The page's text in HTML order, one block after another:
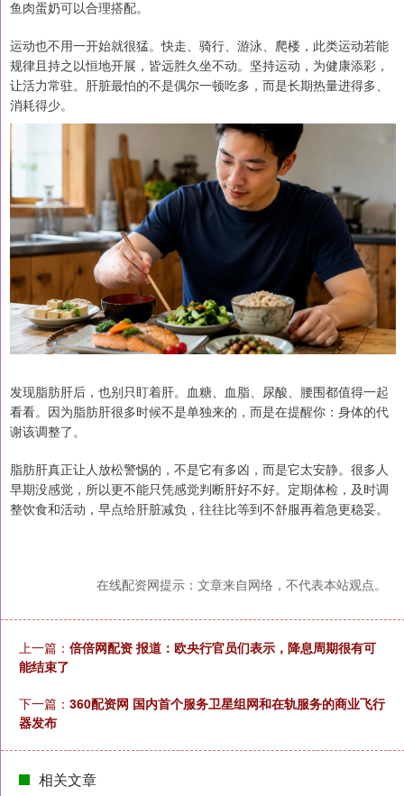
鱼肉蛋奶可以合理搭配。
运动也不用一开始就很猛。快走、骑行、游泳、爬楼，此类运动若能
规律且持之以恒地开展，皆远胜久坐不动。坚持运动，为健康添彩，
让活力常驻。肝脏最怕的不是偶尔一顿吃多，而是长期热量进得多、
消耗得少。
发现脂肪肝后，也别只盯着肝。血糖、血脂、尿酸、腰围都值得一起
看看。因为脂肪肝很多时候不是单独来的，而是在提醒你：身体的代
谢该调整了。
脂肪肝真正让人放松警惕的，不是它有多凶，而是它太安静。很多人
早期没感觉，所以更不能只凭感觉判断肝好不好。定期体检，及时调
整饮食和活动，早点给肝脏减负，往往比等到不舒服再着急更稳妥。
在线配资网提示：文章来自网络，不代表本站观点。
上一篇： 倍倍网配资 报道：欧央行官员们表示，降息周期很有可
能结束了
下一篇： 360配资网 国内首个服务卫星组网和在轨服务的商业飞行
器发布
相关文章